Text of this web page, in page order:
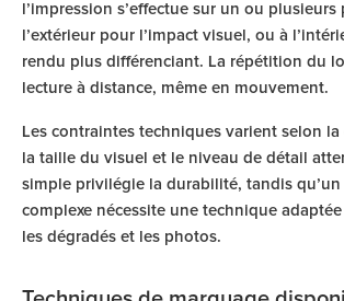
l’impression s’effectue sur un ou plusieurs
l’extérieur pour l’impact visuel, ou à
rendu plus différenciant. La répétition du
lecture à distance, même en mouvement.
Les contraintes techniques varient selon
la taille du visuel et le niveau de détail
simple privilégie la durabilité, tandis
complexe nécessite une technique
les dégradés et les photos.